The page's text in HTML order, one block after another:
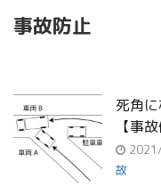
事故防止
死角
【事
故